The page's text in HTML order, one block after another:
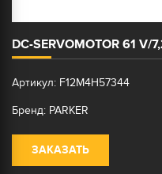
DC-SERVOMOTOR 61 V/
Артикул: F12M4H57344
Бренд: PARKER
ЗАКАЗАТЬ